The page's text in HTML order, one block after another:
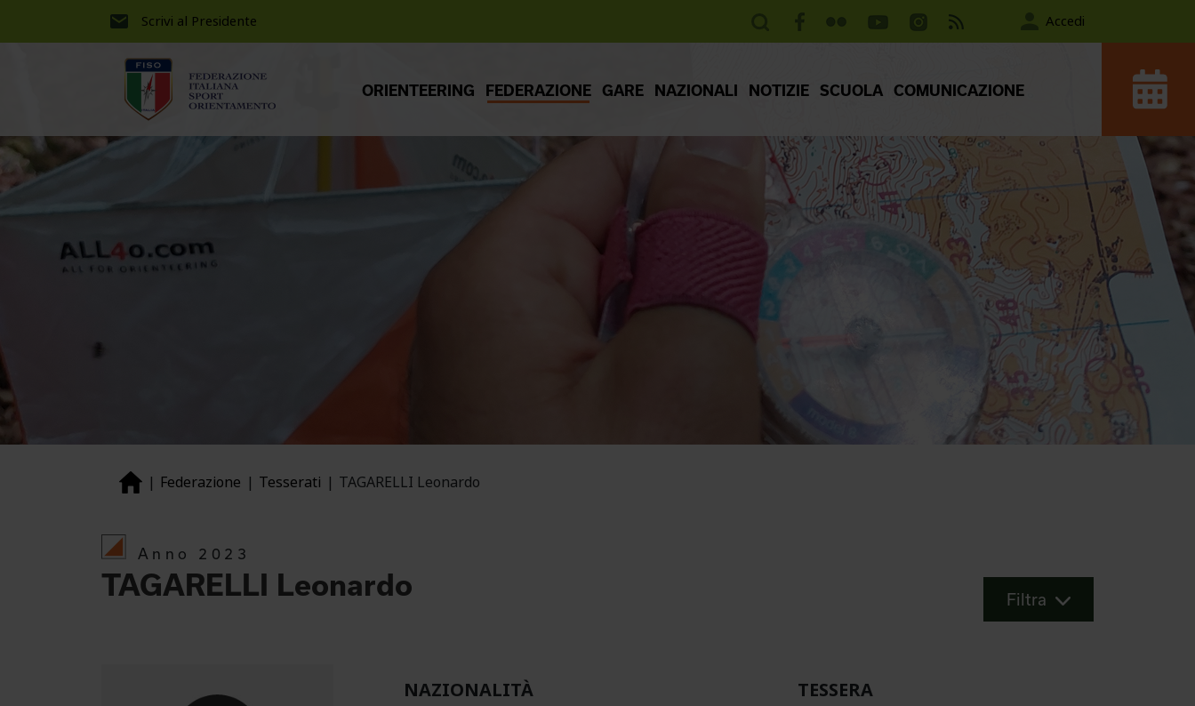
Scrivi al Presidente Accedi
ORIENTEERING FEDERAZIONE GARE NAZIONALI NOTIZIE SCUOLA COMUNICAZIONE
Federazione Tesserati TAGARELLI Leonardo
Anno 2023
TAGARELLI Leonardo Filtra
NAZIONALITÀ TESSERA